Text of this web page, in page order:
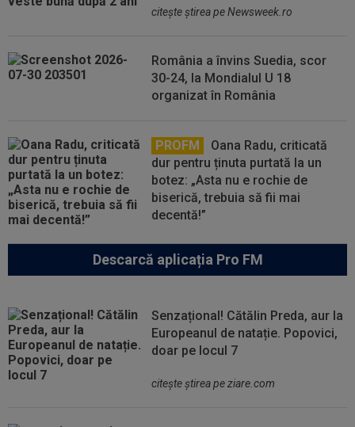
citeşte ştirea pe Newsweek.ro
România a învins Suedia, scor
30-24, la Mondialul U 18
organizat în România
PROFM
Oana Radu, criticată
dur pentru ținuta purtată la un
botez: „Asta nu e rochie de
biserică, trebuia să fii mai
decentă!”
Descarcă aplicația Pro FM
Senzațional! Cătălin Preda, aur la
Europeanul de natație. Popovici,
doar pe locul 7
citeşte ştirea pe ziare.com